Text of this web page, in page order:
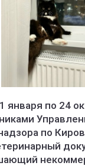
января по 24
по